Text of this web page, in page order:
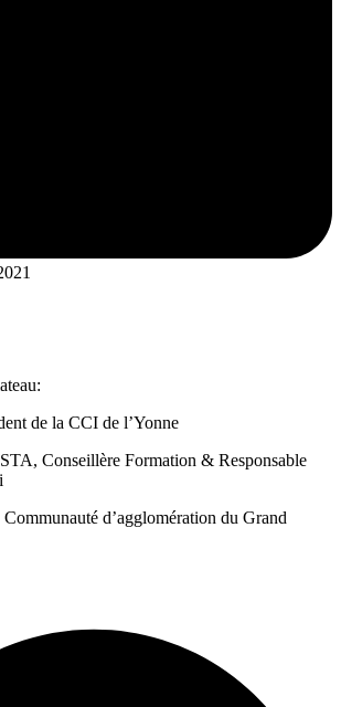
de la CCI de l’Yonne
Conseillère Formation & Responsable
d’agglomération du Grand